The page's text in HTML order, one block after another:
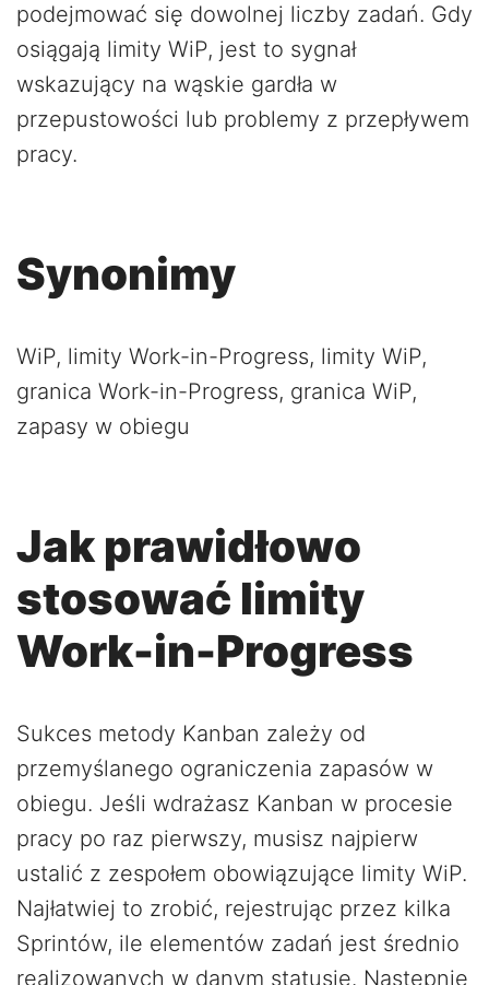
podejmować się dowolnej liczby zadań. Gdy
osiągają limity WiP, jest to sygnał
wskazujący na wąskie gardła w
przepustowości lub problemy z przepływem
pracy.
Synonimy
WiP, limity Work-in-Progress, limity WiP,
granica Work-in-Progress, granica WiP,
zapasy w obiegu
Jak prawidłowo
stosować limity
Work-in-Progress
Sukces metody Kanban zależy od
przemyślanego ograniczenia zapasów w
obiegu. Jeśli wdrażasz Kanban w procesie
pracy po raz pierwszy, musisz najpierw
ustalić z zespołem obowiązujące limity WiP.
Najłatwiej to zrobić, rejestrując przez kilka
Sprintów, ile elementów zadań jest średnio
realizowanych w danym statusie. Następnie